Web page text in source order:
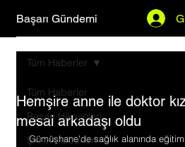
Başarı Gündemi
Tüm Haberler
Başarı Hikayeleri
Şirket Haberleri
Tüm Haberler
Hemşire anne ile doktor
mesai arkadaşı oldu
Gümüşhane'de sağlık alanında